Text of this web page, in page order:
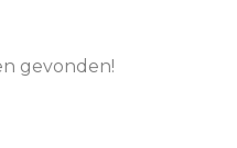
gevonden!